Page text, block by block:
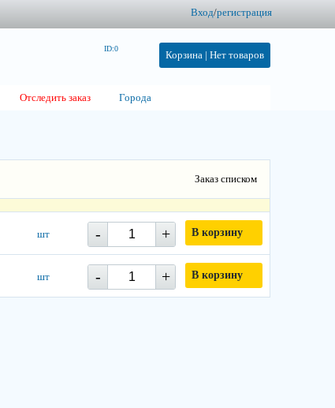
Вход/регистрация
Корзина | Нет товаров
ID:0
Отследить заказ Города
Заказ списком
шт - + В корзину
шт - + В корзину